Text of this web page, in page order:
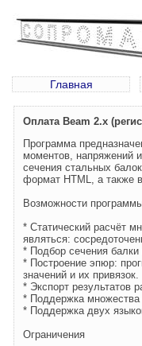
Главная
Оплата Beam 2.x
Программа
моментов, напряжений
сечения стальных
формат HTML, а также
Возможности
* Статический расчёт
являться:
* Подбор сечения балки
* Построение эпюр:
значений и их привязок.
* Экспорт результатов
* Поддержка множества
* Поддержка двух
Ограничения